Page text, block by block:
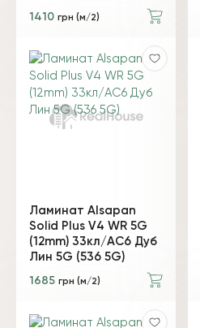
1410 грн (м/2)
Ламинат Alsapan
Solid Plus V4 WR 5G
(12mm) 33кл/АС6 Дуб
Лин 5G (536 5G)
1685 грн (м/2)